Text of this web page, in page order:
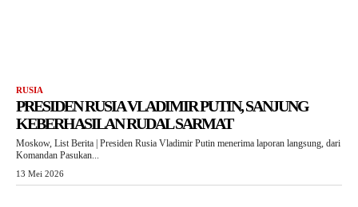
RUSIA
PRESIDEN RUSIA VLADIMIR PUTIN, SANJUNG
KEBERHASILAN RUDAL SARMAT
Moskow, List Berita | Presiden Rusia Vladimir Putin menerima laporan langsung, dari
Komandan Pasukan...
13 Mei 2026